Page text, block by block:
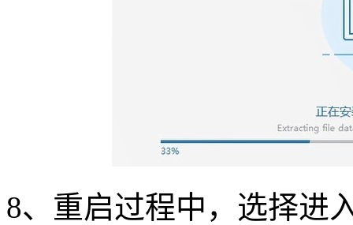
8、重启过程中，选择进